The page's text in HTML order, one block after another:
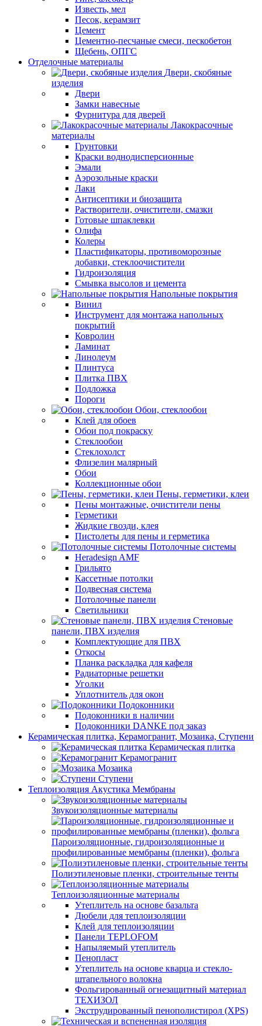
Известь, мел
Песок, керамзит
Цемент
Цементно-песчаные смеси, пескобетон
Щебень, ОПГС
Отделочные материалы
Двери, скобяные
изделия
Двери
Замки навесные
Фурнитура для дверей
Лакокрасочные
материалы
Грунтовки
Краски воднодисперсионные
Эмали
Аэрозольные краски
Лаки
Антисептики и биозащита
Растворители, очистители, смазки
Готовые шпаклевки
Олифа
Колеры
Пластификаторы, противоморозные
добавки, стеклоочистители
Гидроизоляция
Смывка высолов и цемента
Напольные покрытия
Винил
Инструмент для монтажа напольных
покрытий
Ковролин
Ламинат
Линолеум
Плинтуса
Плитка ПВХ
Подложка
Пороги
Обои, стеклообои
Клей для обоев
Обои под покраску
Стеклообои
Стеклохолст
Флизелин малярный
Обои
Коллекционные обои
Пены, герметики, клеи
Пены монтажные, очистители пены
Герметики
Жидкие гвозди, клея
Пистолеты для пены и герметика
Потолочные системы
Heradesign AMF
Грильято
Кассетные потолки
Подвесная система
Потолочные панели
Светильники
Стеновые
панели, ПВХ изделия
Комплектующие для ПВХ
Откосы
Планка раскладка для кафеля
Радиаторные решетки
Уголки
Уплотнитель для окон
Подоконники
Подоконники в наличии
Подоконники DANKE под заказ
Керамическая плитка, Керамогранит, Мозаика, Ступени
Керамическая плитка
Керамогранит
Мозаика
Ступени
Теплоизоляция Акустика Мембраны
Звукоизоляционные материалы
Пароизоляционные, гидроизоляционные и
профилированные мембраны (пленки), фольга
Полиэтиленовые пленки, строительные тенты
Теплоизоляционные материалы
Утеплитель на основе базальта
Дюбели для теплоизоляции
Клей для теплоизоляции
Панели TEPLOFOM
Напыляемый утеплитель
Пенопласт
Утеплитель на основе кварца и стекло-
штапельного волокна
Фольгированный огнезащитный материал
ТЕХИЗОЛ
Экструдированный пенополистирол (XPS)